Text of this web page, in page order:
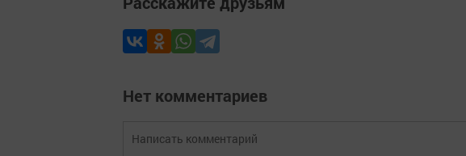
Нет комментариев